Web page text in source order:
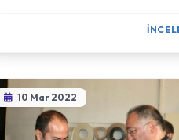
10 Mar 2022